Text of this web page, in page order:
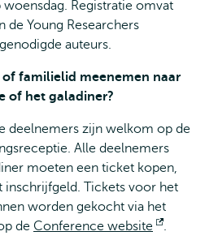
Registratie omvat
de Young Researchers
auteurs.
of familielid meenemen naar
of het galadiner?
deelnemers zijn welkom op de
Alle deelnemers
moeten een ticket kopen,
inschrijfgeld. Tickets voor het
worden gekocht via het
de Conference website
Opent
.